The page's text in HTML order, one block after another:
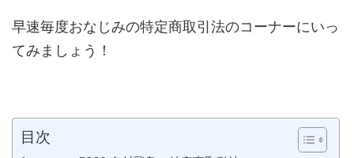
早速毎度おなじみの特定商取引法のコーナーにいっ
てみましょう！
目次